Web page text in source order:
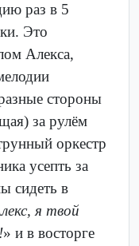
раз в 5
Это
Алекса,
стороны
за рулём
оркестр
усепть за
сидеть в
я твой
» и в восторге